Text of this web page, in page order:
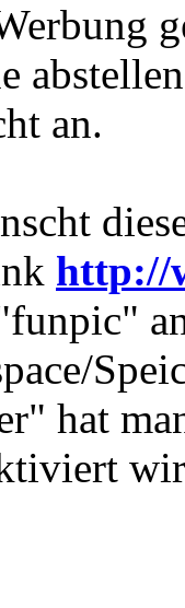
an.
http://
hat